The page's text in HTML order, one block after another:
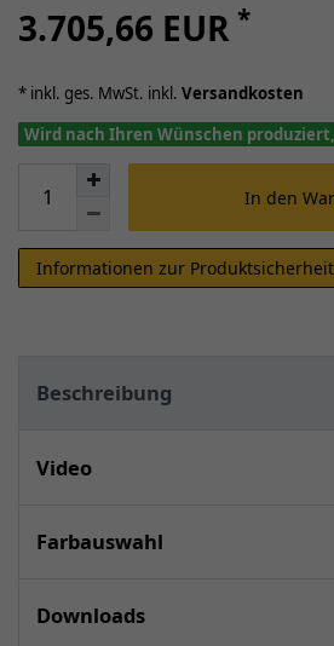
3.705,66 EUR *
* inkl. ges. MwSt. inkl. Versandkosten
Wird nach Ihren Wünschen
In den
Informationen zur Produktsicherheit
Beschreibung
Video
Farbauswahl
Downloads